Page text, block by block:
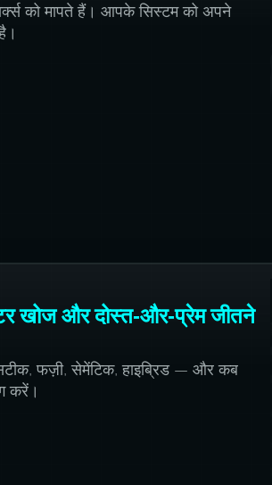
को मापते हैं। आपके सिस्टम को अपने
खोज और दोस्त‑और‑प्रेम जीतने
फज़ी, सेमेंटिक, हाइब्रिड — और कब
करें।